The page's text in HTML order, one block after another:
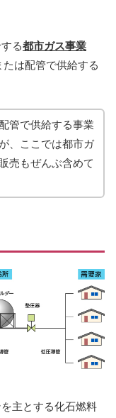
る都市ガス事業
は配管で供給する
管で供給する事業
、ここでは都市ガ
売もぜんぶ含めて
主とする化石燃料